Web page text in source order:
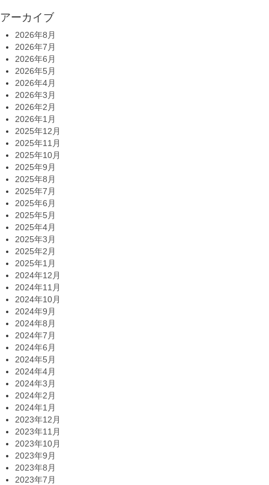
アーカイブ
2026年8月
2026年7月
2026年6月
2026年5月
2026年4月
2026年3月
2026年2月
2026年1月
2025年12月
2025年11月
2025年10月
2025年9月
2025年8月
2025年7月
2025年6月
2025年5月
2025年4月
2025年3月
2025年2月
2025年1月
2024年12月
2024年11月
2024年10月
2024年9月
2024年8月
2024年7月
2024年6月
2024年5月
2024年4月
2024年3月
2024年2月
2024年1月
2023年12月
2023年11月
2023年10月
2023年9月
2023年8月
2023年7月